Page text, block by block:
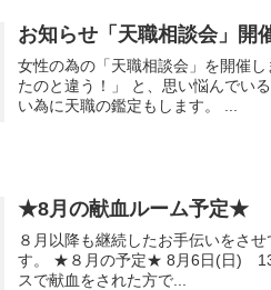
お知らせ「天職相談会」開
女性の為の「天職相談会」を開催します。 就職して 「こんなはずじゃなかった
たのと違う！」 と、思い悩んでいる26歳迄の女性の為の相談会を開催します。 転職を失敗しな
い為に天職の鑑定もします。 ...
★8月の献血ルーム予定★
８月以降も継続したお手伝いをさせて頂くことにな
す。 ★８月の予定★ 8月6日(日) 13:00～16：00 イオンモール秋田（御所野） 当日献血バ
スで献血をされた方で...